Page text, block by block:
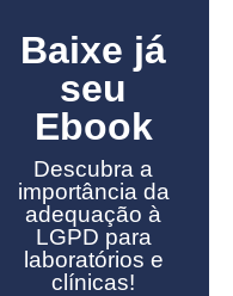
Baixe já
seu
Ebook
Descubra a
importância da
adequação à
LGPD para
laboratórios e
clínicas!